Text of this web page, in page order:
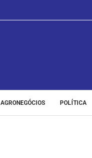
AGRONEGÓCIOS POLÍTICA